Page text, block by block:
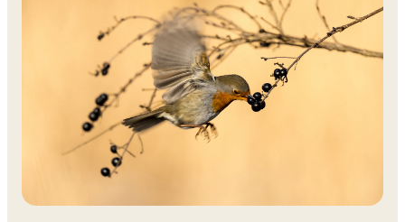
Mitglied werden
Spenden & Helfen